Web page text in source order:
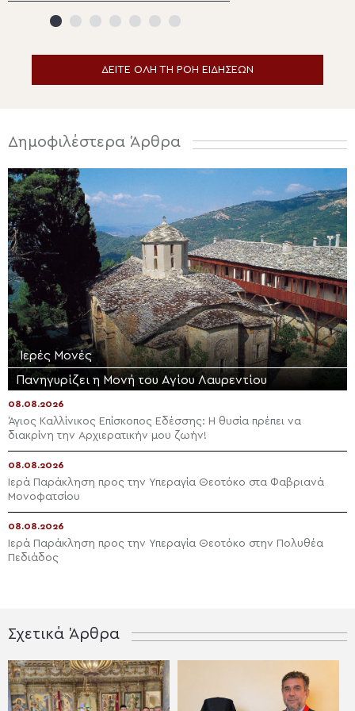
ΔΕΙΤΕ ΟΛΗ ΤΗ ΡΟΗ ΕΙΔΗΣΕΩΝ
Δημοφιλέστερα Άρθρα
Ιερές Μονές
Πανηγυρίζει η Μονή του Αγίου Λαυρεντίου
08.08.2026
Άγιος Καλλίνικος Επίσκοπος Εδέσσης: Η θυσία πρέπει να
διακρίνη την Αρχιερατικήν μου ζωήν!
08.08.2026
Ιερά Παράκληση προς την Υπεραγία Θεοτόκο στα Φαβριανά
Μονοφατσίου
08.08.2026
Ιερά Παράκληση προς την Υπεραγία Θεοτόκο στην Πολυθέα
Πεδιάδος
Σχετικά Άρθρα